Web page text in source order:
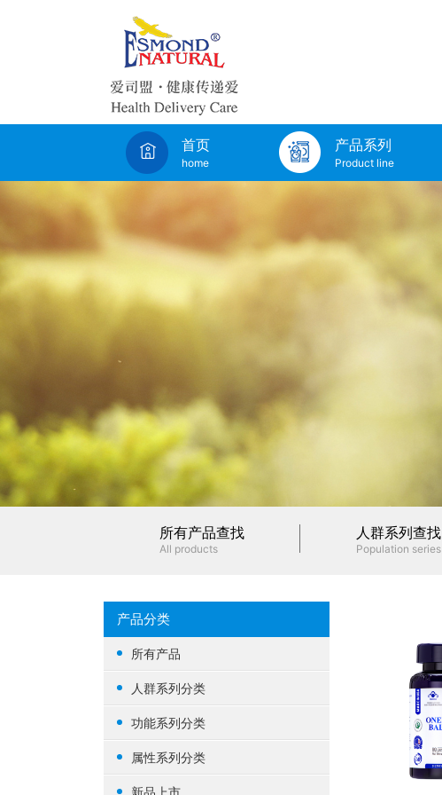
首页
home
产品系列
Product line
所有产品查找
All products
人群系列查找
Population series
产品分类
所有产品
人群系列分类
女性健康
中老年健康
功能系列分类
生殖健康
属性系列分类
基础营养
新品上市